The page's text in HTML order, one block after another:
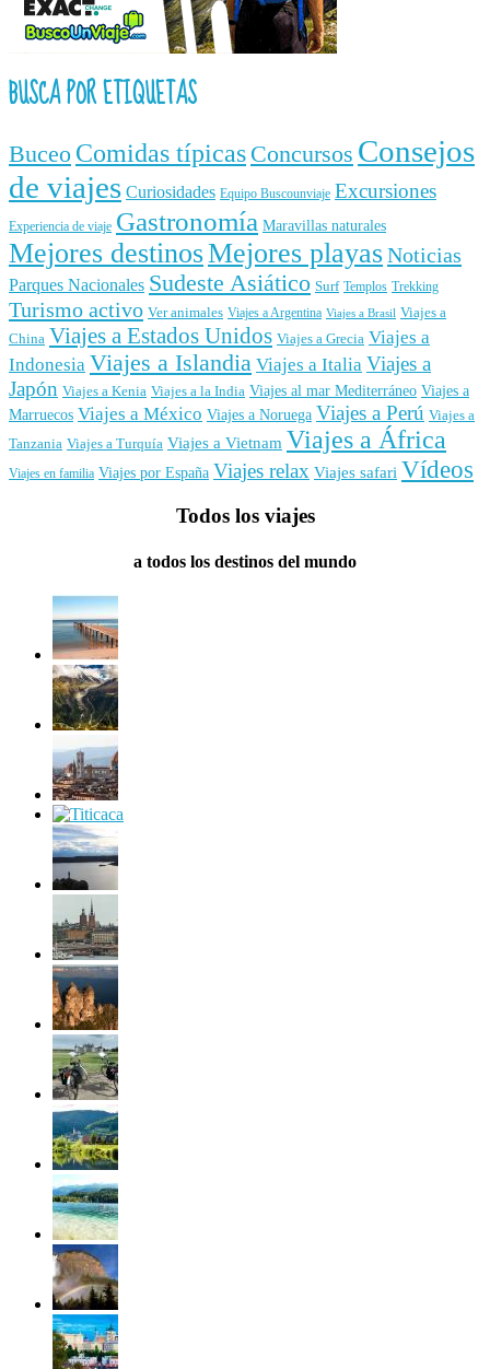
BUSCA POR ETIQUETAS
Buceo Comidas típicas Concursos Consejos
de viajes Curiosidades Equipo Buscounviaje Excursiones
Experiencia de viaje Gastronomía Maravillas naturales
Mejores destinosMejores playasNoticias
Parques Nacionales Sudeste Asiático Surf Templos Trekking
Turismo activo Ver animales Viajes a Argentina Viajes a Brasil Viajes a
China Viajes a Estados Unidos Viajes a Grecia Viajes a
Indonesia Viajes a Islandia Viajes a Italia Viajes a
Japón Viajes a Kenia Viajes a la India Viajes al mar Mediterráneo Viajes a
Marruecos Viajes a México Viajes a Noruega Viajes a Perú Viajes a
Tanzania Viajes a Turquía Viajes a Vietnam Viajes a África
Viajes en familia Viajes por España Viajes relax Viajes safari Vídeos
Todos los viajes
a todos los destinos del mundo